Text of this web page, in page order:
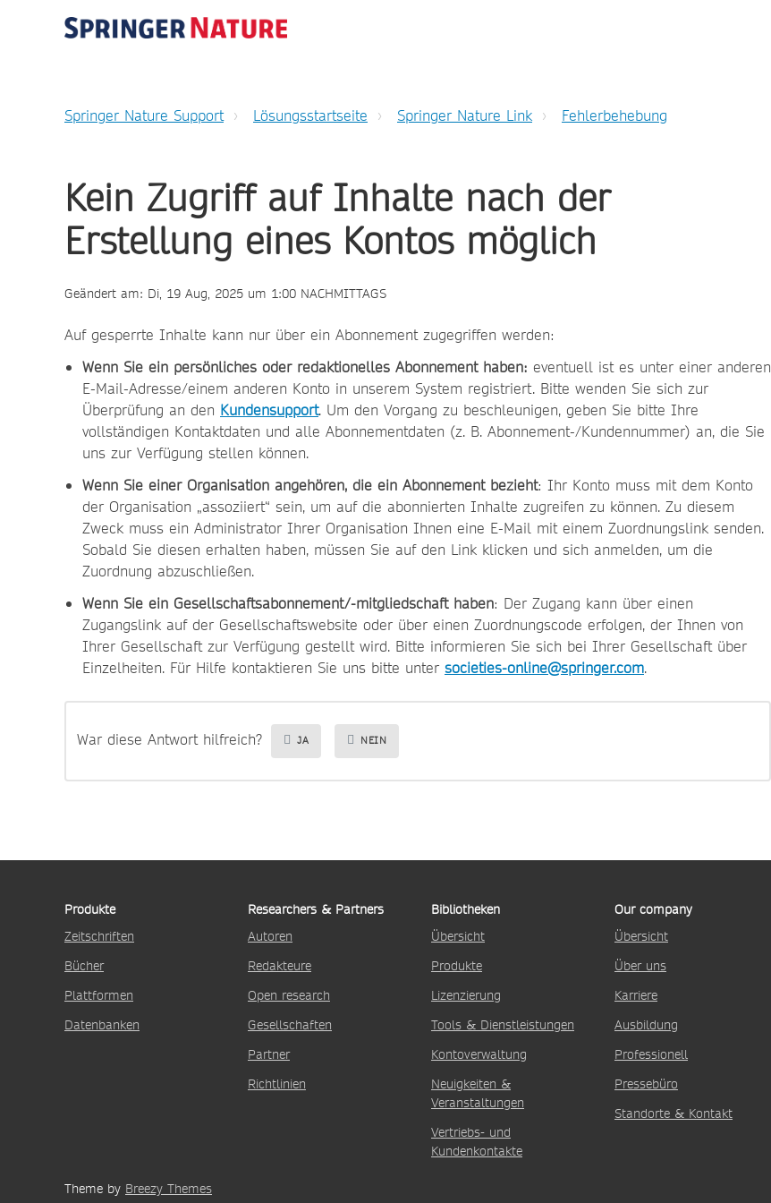
Springer Nature Support Lösungsstartseite Springer Nature Link Fehlerbehebung
Kein Zugriff auf Inhalte nach der
Erstellung eines Kontos möglich
Geändert am: Di, 19 Aug, 2025 um 1:00 NACHMITTAGS
Auf gesperrte Inhalte kann nur über ein Abonnement zugegriffen werden:
Wenn Sie ein persönliches oder redaktionelles Abonnement haben: eventuell ist es unter einer anderen
E-Mail-Adresse/einem anderen Konto in unserem System registriert. Bitte wenden Sie sich zur
Überprüfung an den Kundensupport. Um den Vorgang zu beschleunigen, geben Sie bitte Ihre
vollständigen Kontaktdaten und alle Abonnementdaten (z. B. Abonnement-/Kundennummer) an, die Sie
uns zur Verfügung stellen können.
Wenn Sie einer Organisation angehören, die ein Abonnement bezieht: Ihr Konto muss mit dem Konto
der Organisation „assoziiert“ sein, um auf die abonnierten Inhalte zugreifen zu können. Zu diesem
Zweck muss ein Administrator Ihrer Organisation Ihnen eine E-Mail mit einem Zuordnungslink senden.
Sobald Sie diesen erhalten haben, müssen Sie auf den Link klicken und sich anmelden, um die
Zuordnung abzuschließen.
Wenn Sie ein Gesellschaftsabonnement/-mitgliedschaft haben: Der Zugang kann über einen
Zugangslink auf der Gesellschaftswebsite oder über einen Zuordnungscode erfolgen, der Ihnen von
Ihrer Gesellschaft zur Verfügung gestellt wird. Bitte informieren Sie sich bei Ihrer Gesellschaft über
Einzelheiten. Für Hilfe kontaktieren Sie uns bitte unter societies-online@springer.com.
War diese Antwort hilfreich? JA NEIN
Produkte
Zeitschriften
Bücher
Plattformen
Datenbanken
Researchers & Partners
Autoren
Redakteure
Open research
Gesellschaften
Partner
Richtlinien
Bibliotheken
Übersicht
Produkte
Lizenzierung
Tools & Dienstleistungen
Kontoverwaltung
Neuigkeiten &
Veranstaltungen
Vertriebs- und
Kundenkontakte
Our company
Übersicht
Über uns
Karriere
Ausbildung
Professionell
Pressebüro
Standorte & Kontakt
Theme by Breezy Themes